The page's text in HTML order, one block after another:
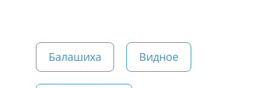
Балашиха Видное